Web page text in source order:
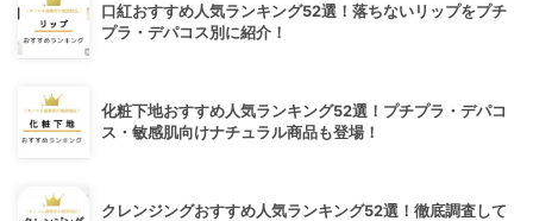
口紅おすすめ人気ランキング52選！落ちないリップをプチ
プラ・デパコス別に紹介！
化粧下地おすすめ人気ランキング52選！プチプラ・デパコ
ス・敏感肌向けナチュラル商品も登場！
クレンジングおすすめ人気ランキング52選！徹底調査して